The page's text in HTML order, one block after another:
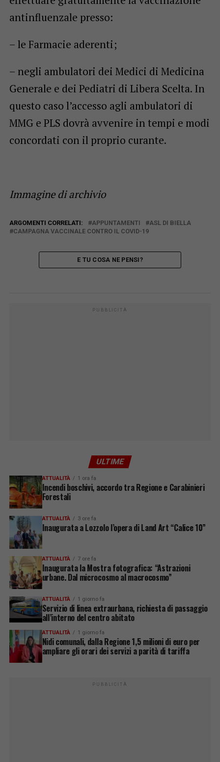
antinfluenzale presso:
– le Farmacie aderenti;
– negli ambulatori dei Medici di Medicina
Generale e dei Pediatri di Libera Scelta. In
questo caso l’accesso agli ambulatori di
MMG e PLS dovrà avvenire in tempi e modi
concordati con il proprio curante.
Immagine di archivio
ARGOMENTI CORRELATI: APPUNTAMENTI
ASL DI BIELLA
CAMPAGNA VACCINALE CONTRO IL COVID-19
E TU COSA NE PENSI?
PUBBLICITÀ
ULTIME
ATTUALITÀ 1 ora fa
Incendi boschivi, accordo tra Regione e Carabinieri
Forestali
ATTUALITÀ 3 ore fa
Inaugurata a Lozzolo l’opera di Land Art “Calice 10”
ATTUALITÀ 7 ore fa
Inaugurata la Mostra fotografica: “Astrazioni
urbane. Dal microcosmo al macrocosmo”
ATTUALITÀ 1 giorno fa
Servizio di linea extraurbana, richiesta di passaggio
all’interno del centro abitato
ATTUALITÀ 1 giorno fa
Nidi comunali, dalla Regione 1,5 milioni di euro per
ampliare gli orari dei servizi a parità di tariffa
PUBBLICITÀ